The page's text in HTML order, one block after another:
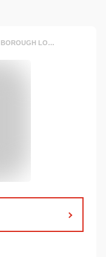
NIKE(ナイキ)AV3172-100(596)COURT BOROUGH LOW SL TDV(コートバーロウLOW SL TDV)ベビーシューズ